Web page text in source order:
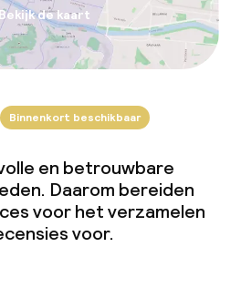
Bekijk de kaart
Binnenkort beschikbaar
en betrouwbare
Daarom bereiden
voor het verzamelen
voor.